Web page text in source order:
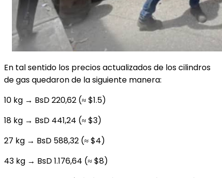
En tal sentido los precios actualizados de los cilindros
de gas quedaron de la siguiente manera:
10 kg → BsD 220,62 (≈ $1.5)
18 kg → BsD 441,24 (≈ $3)
27 kg → BsD 588,32 (≈ $4)
43 kg → BsD 1.176,64 (≈ $8)